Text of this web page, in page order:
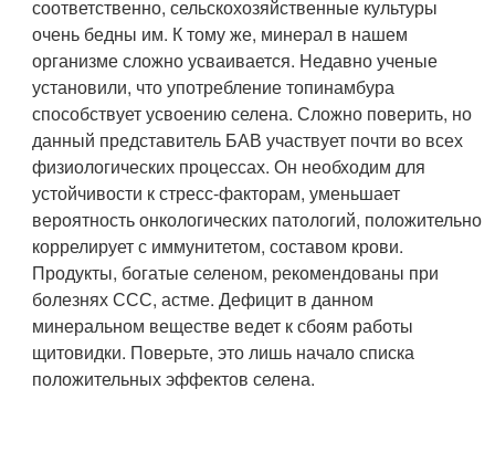
соответственно, сельскохозяйственные культуры
очень бедны им. К тому же, минерал в нашем
организме сложно усваивается. Недавно ученые
установили, что употребление топинамбура
способствует усвоению селена. Сложно поверить, но
данный представитель БАВ участвует почти во всех
физиологических процессах. Он необходим для
устойчивости к стресс-факторам, уменьшает
вероятность онкологических патологий, положительно
коррелирует с иммунитетом, составом крови.
Продукты, богатые селеном, рекомендованы при
болезнях ССС, астме. Дефицит в данном
минеральном веществе ведет к сбоям работы
щитовидки. Поверьте, это лишь начало списка
положительных эффектов селена.